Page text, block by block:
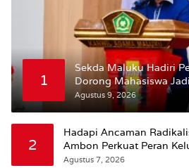
1
Sekda Maluku Hadiri
Dorong Mahasiswa
dan Mitra Strategis
Agustus 9, 2026
2
Hadapi Ancaman
Ambon Perkuat Peran
Agustus 7, 2026